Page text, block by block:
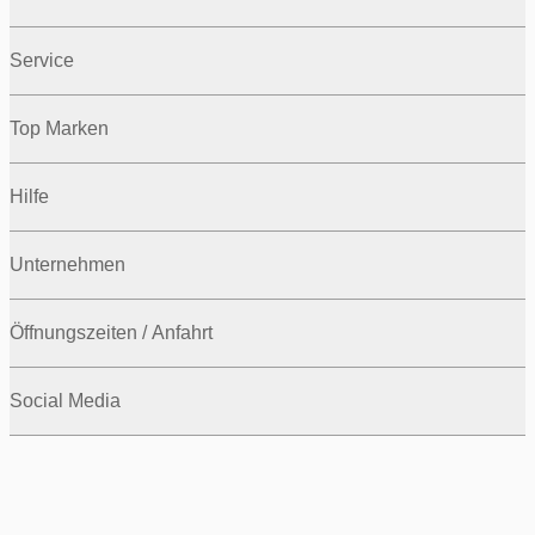
Service
Top Marken
Hilfe
Unternehmen
Öffnungszeiten / Anfahrt
Social Media